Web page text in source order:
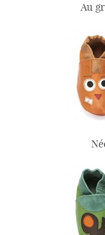
Au